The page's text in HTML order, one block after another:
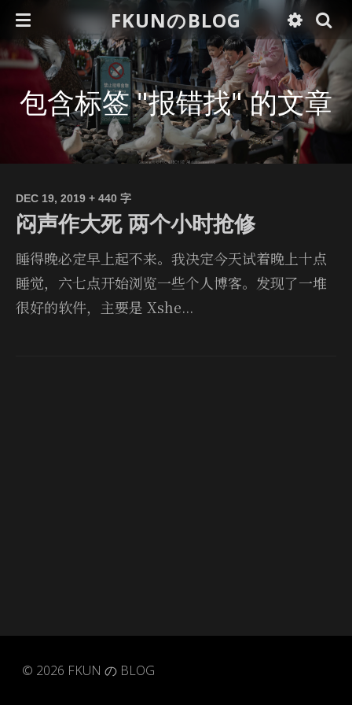
FKUNのBLOG
包含标签 "报错找" 的文章
DEC 19, 2019 + 440 字
闷声作大死 两个小时抢修
睡得晚必定早上起不来。我决定今天试着晚上十点
睡觉，六七点开始浏览一些个人博客。发现了一堆
很好的软件，主要是 Xshe...
© 2026 FKUN の BLOG